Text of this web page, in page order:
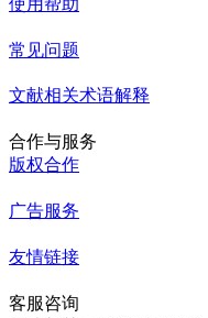
常见问题
文献相关术语解释
合作与服务
版权合作
广告服务
友情链接
客服咨询